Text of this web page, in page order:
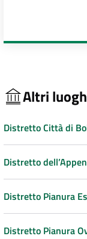
Altri
Distretto Città di
Distretto
Distretto Pianura
Distretto Pianura